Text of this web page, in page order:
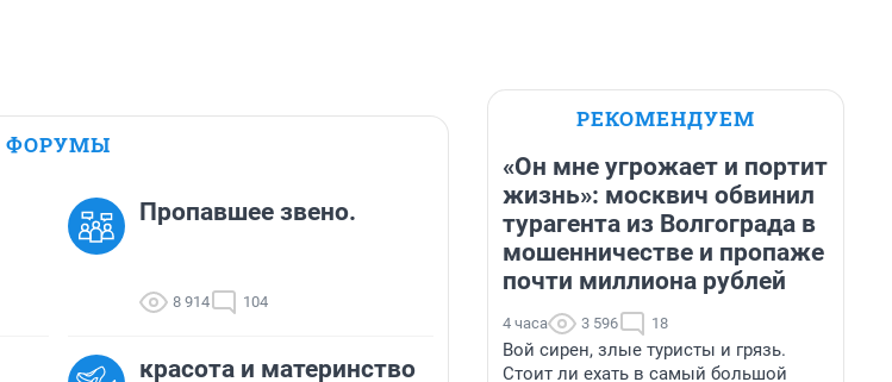
ФОРУМЫ
Пропавшее звено.
8 914 104
красота и материнство
РЕКОМЕНДУЕМ
«Он мне угрожает и портит
жизнь»: москвич обвинил
турагента из Волгограда в
мошенничестве и пропаже
почти миллиона рублей
4 часа 3 596 18
Вой сирен, злые туристы и грязь.
Стоит ли ехать в самый большой